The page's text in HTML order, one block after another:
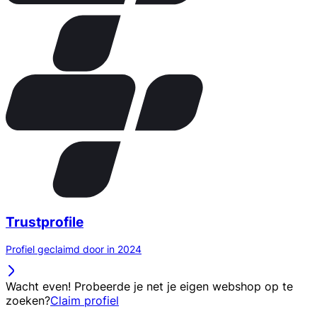
Trustprofile
Profiel geclaimd door in 2024
Wacht even! Probeerde je net je eigen webshop op te
zoeken?Claim profiel